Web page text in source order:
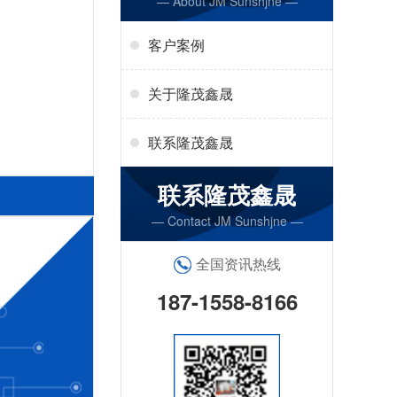
客户案例
关于隆茂鑫晟
联系隆茂鑫晟
联系隆茂鑫晟
— Contact JM Sunshjne —
全国资讯热线
187-1558-8166